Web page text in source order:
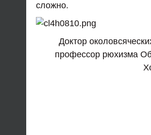
сложно.
Доктор
профессор рюхизма